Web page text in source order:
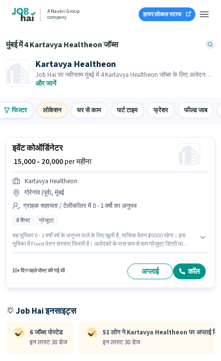
A Naukri Group
company
हायर लोकल स्टाफ
मुंबई में 4 Kartavya Healtheon जॉब्स
Kartavya Healtheon
Job Hai पर नवीनतम मुंबई में 4 Kartavya Healtheon जॉब्स के लिए आवेदन
करें! भर्तीकर्ता के पास आपके क्षेत्र में तत्काल रिक्तियां हैं।
और जानें
फिल्टर लोकेशन घर से काम पार्ट टाइम फ्रेशर फील्ड जाब
इवेंट कोऑर्डिनेटर
₹ 15,000 - 20,000per महीना
Kartavya Healtheon
गोरेगांव (पूर्व), मुंबई
ग्राहक सहायता / टेलीकॉलर में 0 - 1 वर्षो का अनुभव
डे शिफ्ट ग्रेजुएट
यह भूमिका 0 - 1 वर्षो वर्ष के अनुभव वाले के लिए खुली है, मासिक वेतन ₹20000 रहेगा। इस
भूमिका में Fixed वेतन संरचना मिलती है। आवेदकों के पास कम से कम ग्रेजुएट डिग्री या
इवेंट कोऑर्डिनेटर के रूप में जुड़ें।
10+ दिन पहले पोस्ट की गई थी अप्लाई कॉल
Job Hai इनसाइट्स
6 जॉब्स पोस्टेड
इन लास्ट 30 डेज
51 लोग ने Kartavya Healtheon पर अप्लाई
इन लास्ट 30 डेज